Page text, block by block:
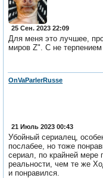
25 Сен. 2023 22:09
Для меня это лучшее,
миров Z". С не
OnVaParlerRusse
21 Июль 2023 00:43
Убойный сериалец,
послабее, но тоже
сериал, по крайней мере
реальности, чем те же
и понравился.